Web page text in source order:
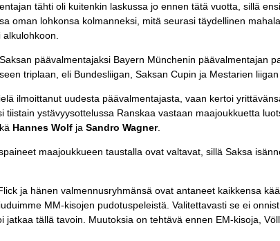
tähti oli kuitenkin laskussa jo ennen tätä vuotta, sillä
oman lohkonsa kolmanneksi, mitä seurasi täydellinen
päävalmentajaksi Bayern Münchenin päävalmentajan
triplaan, eli Bundesliigan, Saksan Cupin ja Mestarien liigan
ilmoittanut uudesta päävalmentajasta, vaan kertoi
tiistain ystävyysottelussa Ranskaa vastaan maajoukkuetta
Hannes Wolf ja Sandro Wagner.
maajoukkueen taustalla ovat valtavat, sillä Saksa
ja hänen valmennusryhmänsä ovat antaneet kaikkensa
MM-kisojen pudotuspeleistä. Valitettavasti se ei
jatkaa tällä tavoin. Muutoksia on tehtävä ennen EM-kisoja,